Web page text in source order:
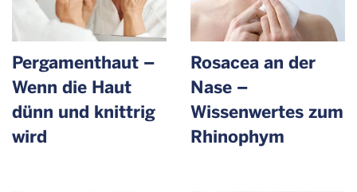
Pergament­haut –
Wenn die Haut
dünn und knittrig
wird
Rosacea an der
Nase –
Wissenwertes zum
Rhinophym